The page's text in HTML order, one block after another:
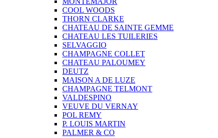
COOL WOODS
THORN CLARKE
CHATEAU DE SAINTE GEMME
CHATEAU LES TUILERIES
SELVAGGIO
CHAMPAGNE COLLET
CHATEAU PALOUMEY
DEUTZ
MAISON A DE LUZE
CHAMPAGNE TELMONT
VALDESPINO
VEUVE DU VERNAY
POL REMY
P. LOUIS MARTIN
PALMER & CO